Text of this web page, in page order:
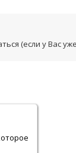
(если у Вас